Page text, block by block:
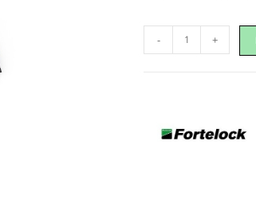
- +